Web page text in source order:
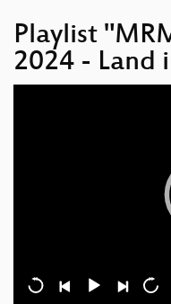
Playlist
2024 - Land